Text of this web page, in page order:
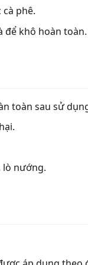
phê.
để khô hoàn toàn.
toàn sau sử
lò nướng.